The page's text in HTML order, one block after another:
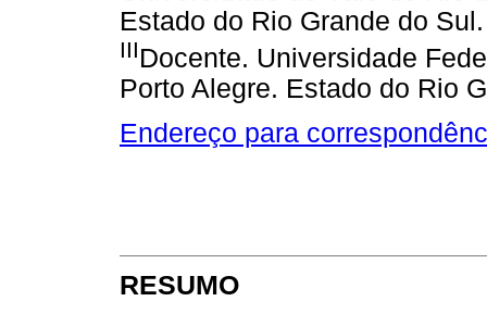
Estado do Rio Grande do
IIIDocente. Universidade
Porto Alegre. Estado do Rio
Endereço para
RESUMO